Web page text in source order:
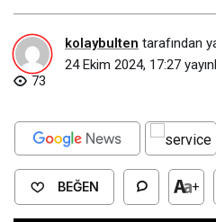
kolaybulten tarafından
24 Ekim 2024, 17:27
73
BEĞEN +